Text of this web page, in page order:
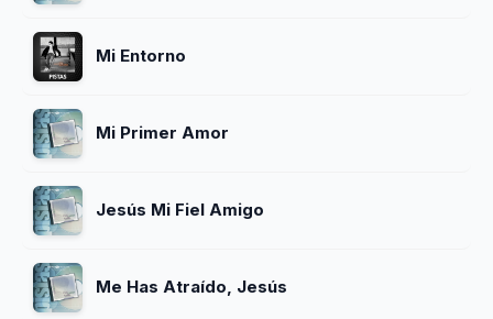
Mi Entorno
Mi Primer Amor
Jesús Mi Fiel Amigo
Me Has Atraído, Jesús